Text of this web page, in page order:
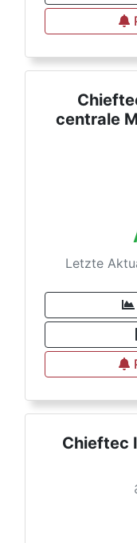
centrale
Letzte
Chieftec